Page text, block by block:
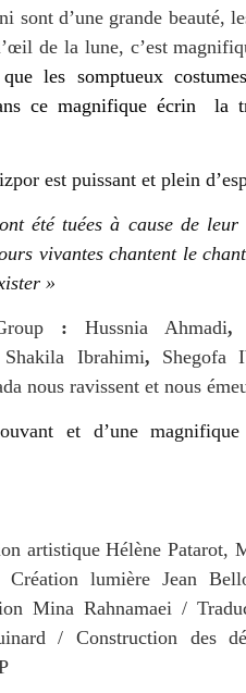
sont d’une grande beauté,
de la lune, c’est
les somptueux
ce magnifique écrin la
est puissant et plein
été tuées à cause de
vivantes chantent le
»
: Hussnia Ahmadi
Shakila Ibrahimi, Shegofa
nous ravissent et nous
et d’une
artistique Hélène Patarot,
lumière Jean
Mina Rahnamaei /
/ Construction des